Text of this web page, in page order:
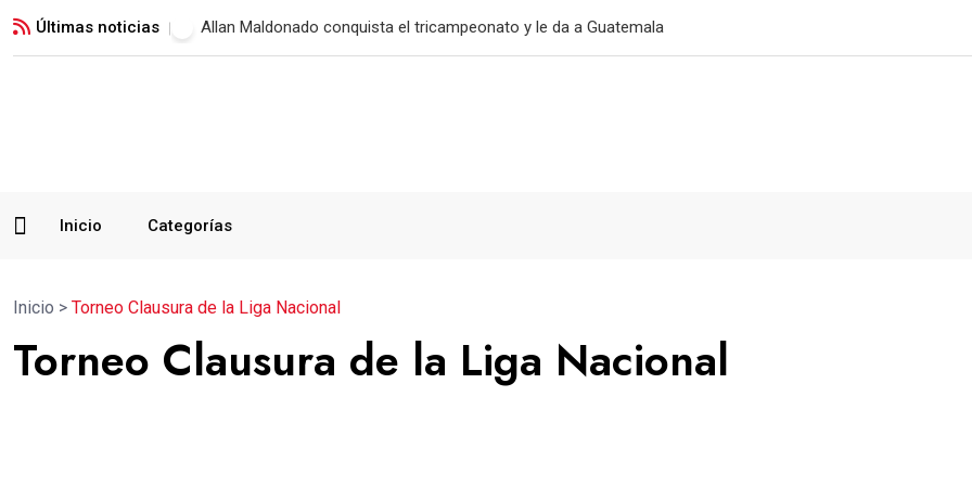
Últimas noticias Municipal vence a Verdes FC y suma su primer triunfo
Inicio Categorías
Inicio > Torneo Clausura de la Liga Nacional
Torneo Clausura de la Liga Nacional